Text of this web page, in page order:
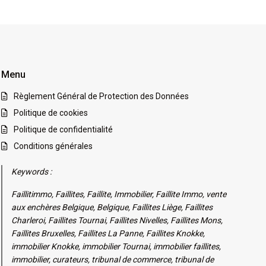
Menu
Règlement Général de Protection des Données
Politique de cookies
Politique de confidentialité
Conditions générales
Keywords :
Faillitimmo, Faillites, Faillite, Immobilier, Faillite Immo, vente
aux enchères Belgique, Belgique, Faillites Liège, Faillites
Charleroi, Faillites Tournai, Faillites Nivelles, Faillites Mons,
Faillites Bruxelles, Faillites La Panne, Faillites Knokke,
immobilier Knokke, immobilier Tournai, immobilier faillites,
immobilier, curateurs, tribunal de commerce, tribunal de